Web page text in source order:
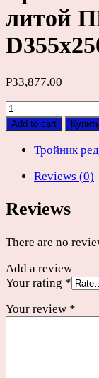
литой
Р33,877.00
Тройник
редукционный
ПНД
D355х250мм
Add to cart
Тройник
Reviews (0)
Reviews
There are no
Add a review
Your rating *
Your review *